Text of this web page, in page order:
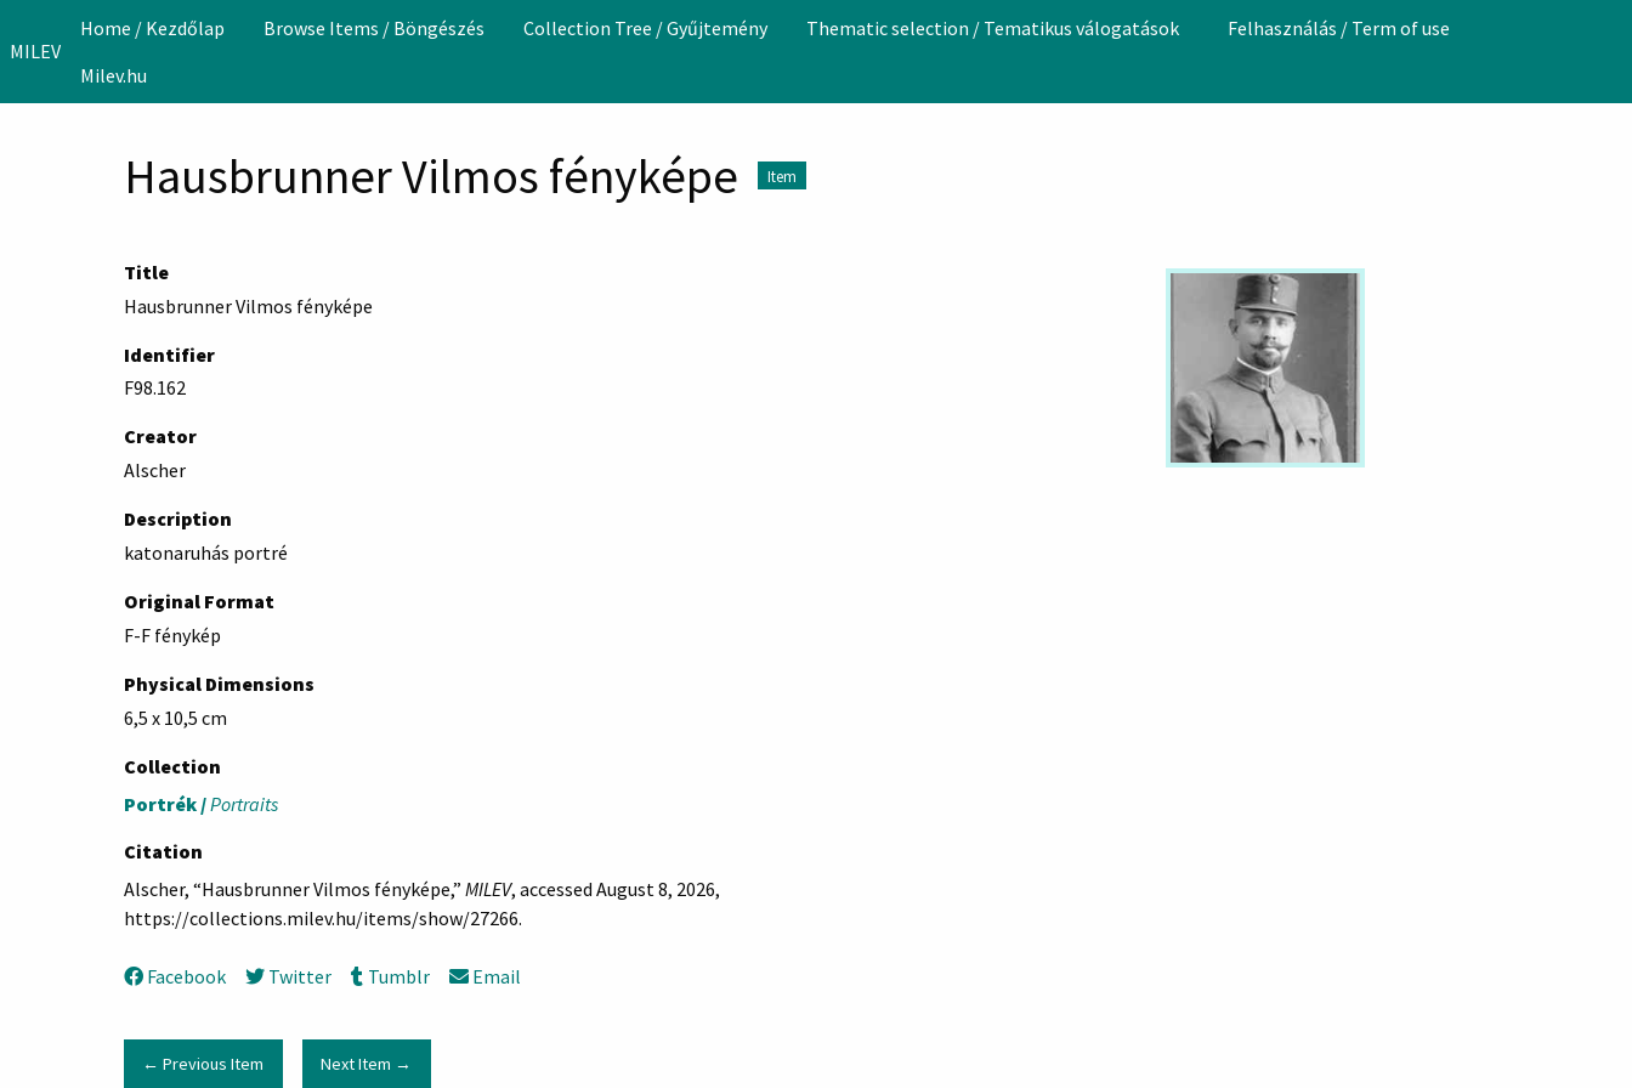
MILEV
Home / Kezdőlap Browse Items / Böngészés Collection Tree / Gyűjtemény Thematic selection / Tematikus válogatások
Felhasználás / Term of use
Milev.hu
Hausbrunner Vilmos fényképe Item
Title
Hausbrunner Vilmos fényképe
Identifier
F98.162
Creator
Alscher
Description
katonaruhás portré
Original Format
F-F fénykép
Physical Dimensions
6,5 x 10,5 cm
Collection
Portrék /Portraits
Citation
Alscher, “Hausbrunner Vilmos fényképe,” MILEV, accessed August 8, 2026,
https://collections.milev.hu/items/show/27266.
Facebook Twitter Tumblr Email
← Previous Item Next Item →